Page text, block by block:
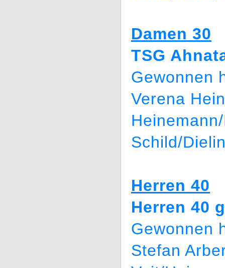
Damen 30
TSG
Gewonnen
Verena
Schild/
Herren 40
Herren 40
Gewonnen
Stefan